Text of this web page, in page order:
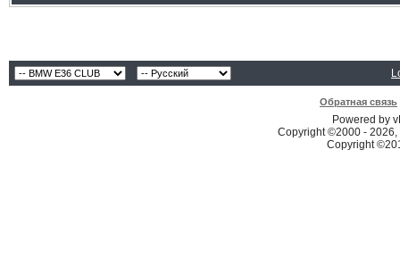
Обратная связь
Powered by
Copyright ©2000 -
Copyright